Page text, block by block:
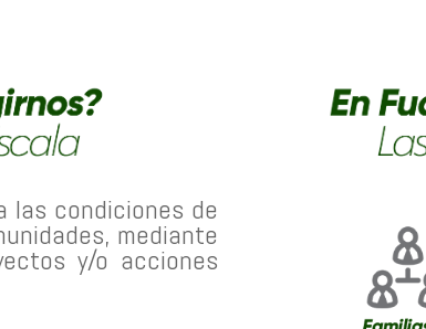
las condiciones de
mediante
y/o acciones